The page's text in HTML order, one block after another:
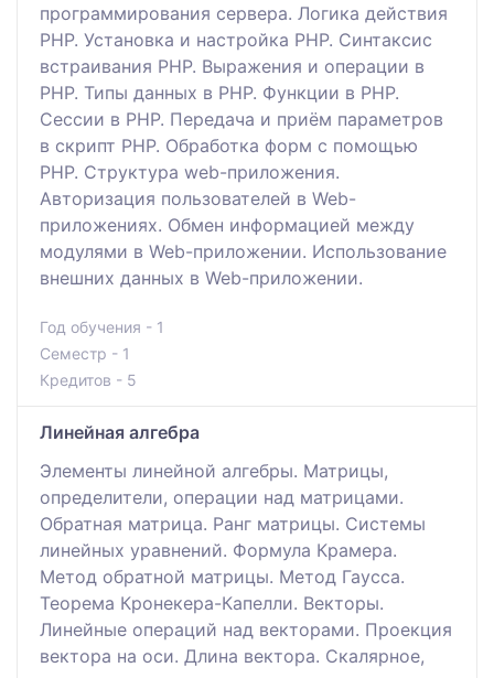
программирования сервера. Логика действия
PHP. Установка и настройка PHP. Синтаксис
встраивания PHP. Выражения и операции в
PHP. Типы данных в PHP. Функции в PHP.
Сессии в PHP. Передача и приём параметров
в скрипт PHP. Обработка форм с помощью
PHP. Структура web-приложения.
Авторизация пользователей в Web-
приложениях. Обмен информацией между
модулями в Web-приложении. Использование
внешних данных в Web-приложении.
Год обучения - 1
Семестр - 1
Кредитов - 5
Линейная алгебра
Элементы линейной алгебры. Матрицы,
определители, операции над матрицами.
Обратная матрица. Ранг матрицы. Системы
линейных уравнений. Формула Крамера.
Метод обратной матрицы. Метод Гаусса.
Теорема Кронекера-Капелли. Векторы.
Линейные операций над векторами. Проекция
вектора на оси. Длина вектора. Скалярное,